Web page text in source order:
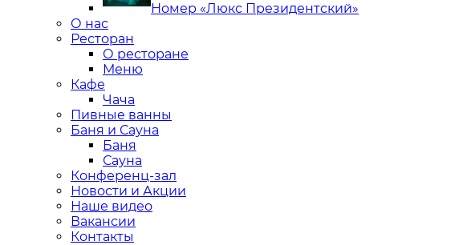
Номер «Люкс Президентский»
О нас
Ресторан
О ресторане
Меню
Кафе
Чача
Пивные ванны
Баня и Сауна
Баня
Сауна
Конференц-зал
Новости и Акции
Наше видео
Вакансии
Контакты